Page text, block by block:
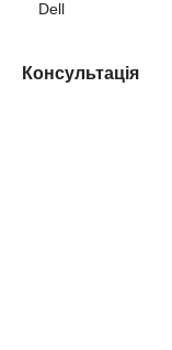
Консультація